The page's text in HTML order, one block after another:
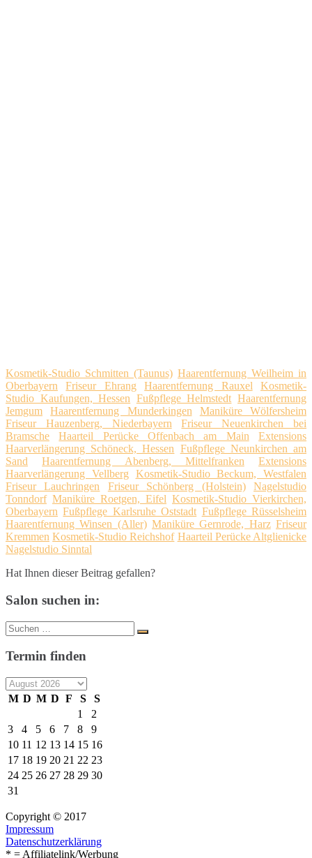
Kosmetik-Studio Schmitten (Taunus) Haarentfernung Weilheim in
Oberbayern
Friseur Ehrang Haarentfernung Rauxel
Kosmetik-
Studio Kaufungen, Hessen Fußpflege Helmstedt Haarentfernung
Jemgum
Haarentfernung Munderkingen
Maniküre Wölfersheim
Friseur Hauzenberg, Niederbayern
Friseur Neuenkirchen bei
Bramsche
Haarteil Perücke Offenbach am Main
Extensions
Haarverlängerung Schöneck, Hessen Fußpflege Neunkirchen am
Sand
Haarentfernung Abenberg, Mittelfranken
Extensions
Haarverlängerung Vellberg
Kosmetik-Studio Beckum, Westfalen
Friseur Lauchringen
Friseur Schönberg (Holstein)
Nagelstudio
Tonndorf Maniküre Roetgen, Eifel Kosmetik-Studio Vierkirchen,
Oberbayern Fußpflege Karlsruhe Oststadt Fußpflege Rüsselsheim
Haarentfernung Winsen (Aller) Maniküre Gernrode, Harz Friseur
Kremmen Kosmetik-Studio Reichshof Haarteil Perücke Altglienicke
Nagelstudio Sinntal
Hat Ihnen dieser Beitrag gefallen?
Salon suchen in:
Suche
nach:
Suchen
Termin finden
M D M D F S
S
1
2
3
4 5 6 7 8
9
10 11 12 13 14 15 16
17 18 19 20 21 22 23
24 25 26 27 28 29 30
31
Copyright © 2017
Impressum
Datenschutzerklärung
* = Affiliatelink/Werbung